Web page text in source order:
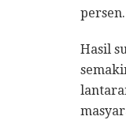
persen.
Hasil